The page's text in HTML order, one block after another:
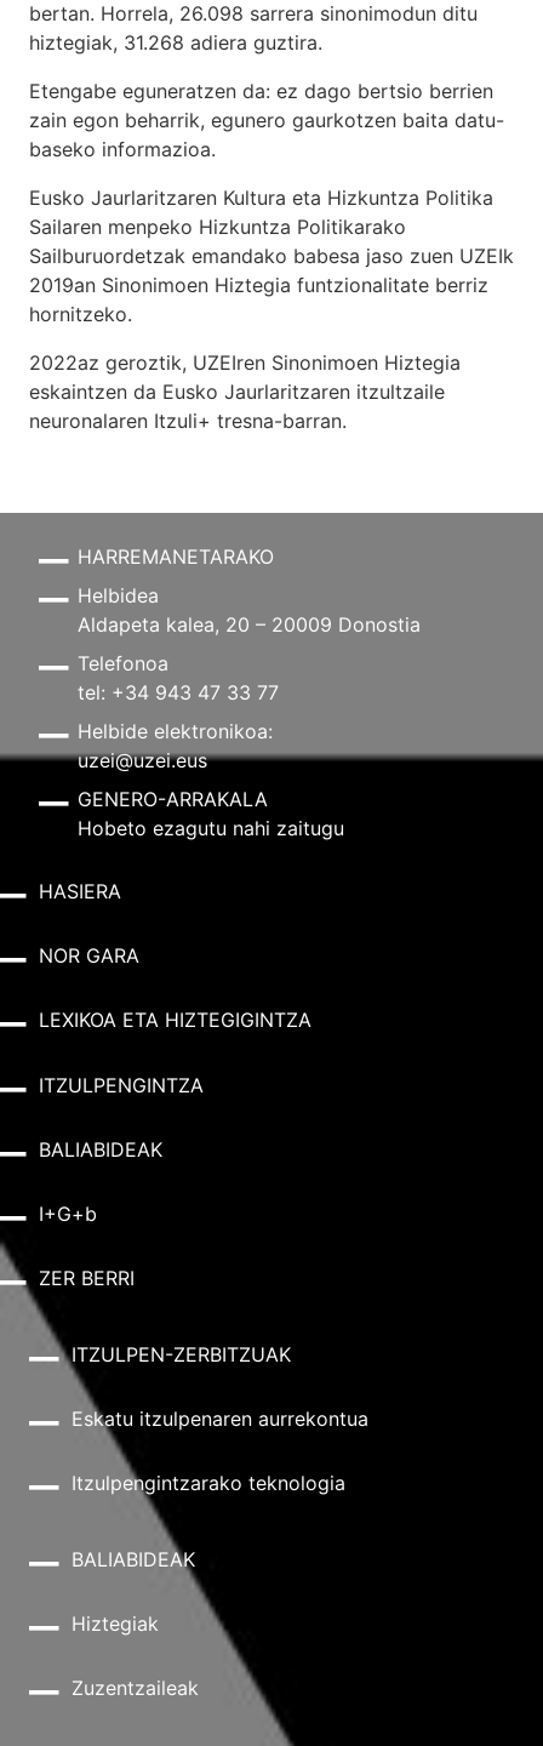
bertan. Horrela, 26.098 sarrera sinonimodun ditu
hiztegiak, 31.268 adiera guztira.
Etengabe eguneratzen da: ez dago bertsio berrien
zain egon beharrik, egunero gaurkotzen baita datu-
baseko informazioa.
Eusko Jaurlaritzaren Kultura eta Hizkuntza Politika
Sailaren menpeko Hizkuntza Politikarako
Sailburuordetzak emandako babesa jaso zuen UZEIk
2019an Sinonimoen Hiztegia funtzionalitate berriz
hornitzeko.
2022az geroztik, UZEIren Sinonimoen Hiztegia
eskaintzen da Eusko Jaurlaritzaren itzultzaile
neuronalaren Itzuli+ tresna-barran.
HARREMANETARAKO
Helbidea
Aldapeta kalea, 20 – 20009 Donostia
Telefonoa
tel: +34 943 47 33 77
Helbide elektronikoa:
uzei@uzei.eus
GENERO-ARRAKALA
Hobeto ezagutu nahi zaitugu
HASIERA
NOR GARA
LEXIKOA ETA HIZTEGIGINTZA
ITZULPENGINTZA
BALIABIDEAK
I+G+b
ZER BERRI
ITZULPEN-ZERBITZUAK
Eskatu itzulpenaren aurrekontua
Itzulpengintzarako teknologia
BALIABIDEAK
Hiztegiak
Zuzentzaileak